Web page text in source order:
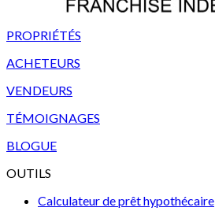
PROPRIÉTÉS
ACHETEURS
VENDEURS
TÉMOIGNAGES
BLOGUE
OUTILS
Calculateur de prêt hypothécaire